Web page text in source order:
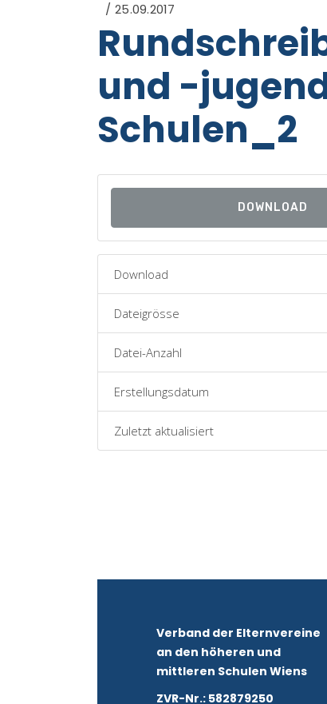
25.09.2017
und -
Schulen_2
DOWNLOAD
Download
Dateigrösse
Datei-Anzahl
Erstellungsdatum
Zuletzt aktualisiert
Verband der Elternvereine
an den höheren und
mittleren Schulen Wiens
ZVR-Nr.: 582879250